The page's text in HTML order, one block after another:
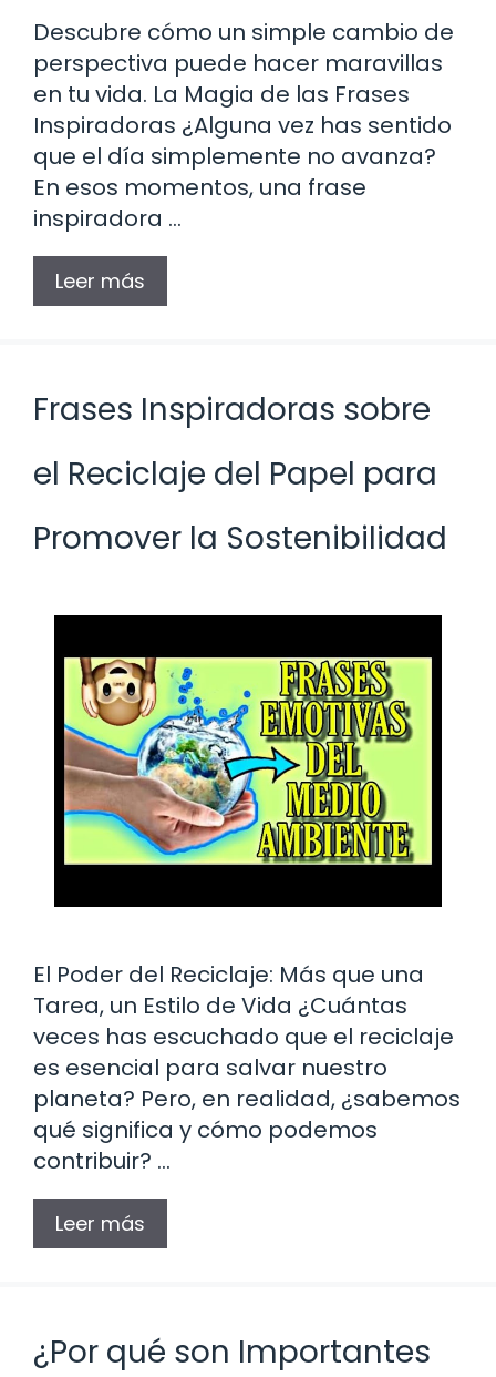
Descubre cómo un simple cambio de
perspectiva puede hacer maravillas
en tu vida. La Magia de las Frases
Inspiradoras ¿Alguna vez has sentido
que el día simplemente no avanza?
En esos momentos, una frase
inspiradora …
Leer más
Frases Inspiradoras sobre
el Reciclaje del Papel para
Promover la Sostenibilidad
El Poder del Reciclaje: Más que una
Tarea, un Estilo de Vida ¿Cuántas
veces has escuchado que el reciclaje
es esencial para salvar nuestro
planeta? Pero, en realidad, ¿sabemos
qué significa y cómo podemos
contribuir? …
Leer más
¿Por qué son Importantes